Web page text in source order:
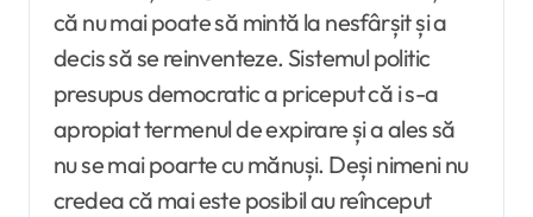
că nu mai poate să mintă la nesfârșit și a
decis să se reinventeze. Sistemul politic
presupus democratic a priceput că i s-a
apropiat termenul de expirare și a ales să
nu se mai poarte cu mănuși. Deși nimeni nu
credea că mai este posibil au reînceput